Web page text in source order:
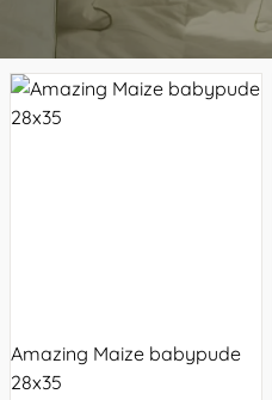
Amazing Maize babypude
28x35